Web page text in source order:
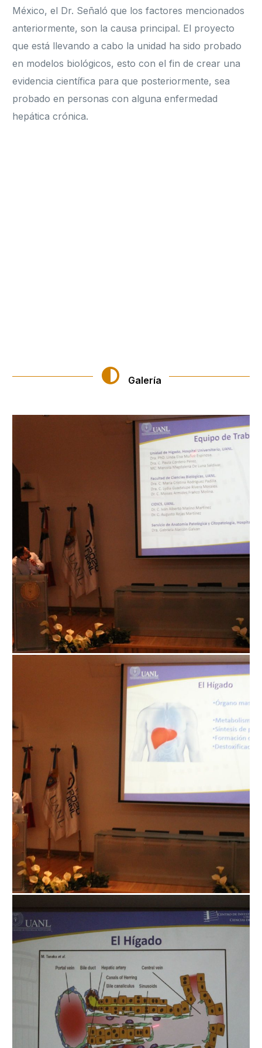
México, el Dr. Señaló que los factores mencionados
anteriormente, son la causa principal. El proyecto
que está llevando a cabo la unidad ha sido probado
en modelos biológicos, esto con el fin de crear una
evidencia científica para que posteriormente, sea
probado en personas con alguna enfermedad
hepática crónica.
Galería